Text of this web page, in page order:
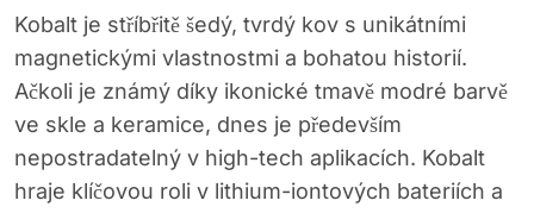
Kobalt je stříbřitě šedý, tvrdý kov s unikátními
magnetickými vlastnostmi a bohatou historií.
Ačkoli je známý díky ikonické tmavě modré barvě
ve skle a keramice, dnes je především
nepostradatelný v high-tech aplikacích. Kobalt
hraje klíčovou roli v lithium-iontových bateriích a